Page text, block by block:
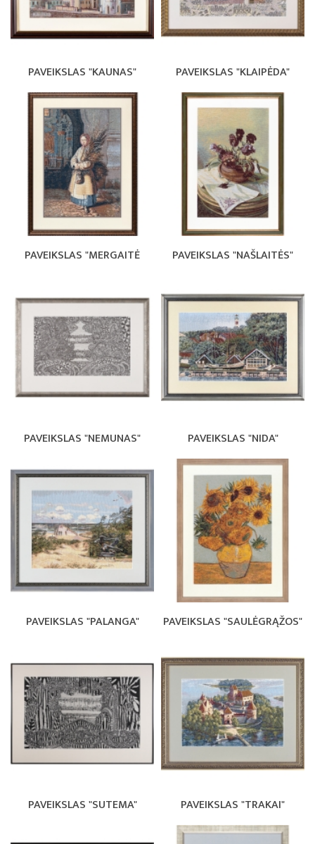
PAVEIKSLAS "KAUNAS" PAVEIKSLAS "KLAIPĖDA"
PAVEIKSLAS "MERGAITĖ PAVEIKSLAS "NAŠLAITĖS"
PAVEIKSLAS "NEMUNAS" PAVEIKSLAS "NIDA"
PAVEIKSLAS "PALANGA" PAVEIKSLAS "SAULĖGRĄŽOS"
PAVEIKSLAS "SUTEMA" PAVEIKSLAS "TRAKAI"